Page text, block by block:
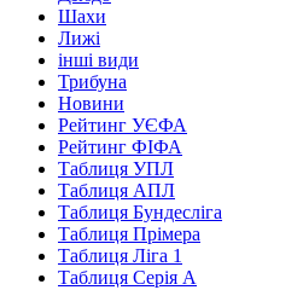
Шахи
Лижі
інші види
Трибуна
Новини
Рейтинг УЄФА
Рейтинг ФІФА
Таблиця УПЛ
Таблиця АПЛ
Таблиця Бундесліга
Таблиця Прімера
Таблиця Ліга 1
Таблиця Серія А